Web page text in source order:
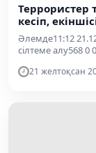
Террористер
кесіп,
Әлемде11:12
сілтеме алу568 0
21 желтоқсан